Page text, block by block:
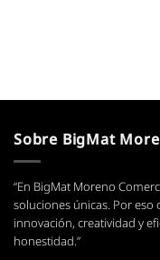
Sobre BigMat
“En BigMat Moreno
soluciones únicas. Por
innovación, creatividad y
honestidad.”